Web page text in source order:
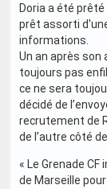
Doria a été prêté
prêt assorti
informations.
Un an après son
toujours pas
ce ne sera
décidé de
recrutement de
de l’autre côté
« Le Grenade
de Marseille